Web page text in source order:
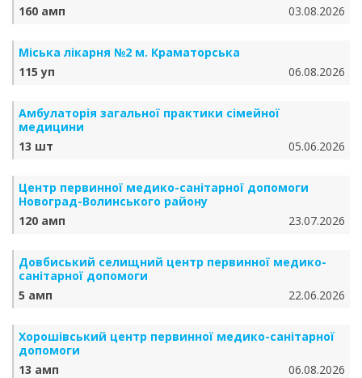
160 амп
03.08.2026
Міська лікарня №2 м. Краматорська
115 уп
06.08.2026
Амбулаторія загальної практики сімейної
медицини
13 шт
05.06.2026
Центр первинної медико-санітарної допомоги
Новоград-Волинського району
120 амп
23.07.2026
Довбиський селищний центр первинної медико-
санітарної допомоги
5 амп
22.06.2026
Хорошівський центр первинної медико-санітарної
допомоги
13 амп
06.08.2026